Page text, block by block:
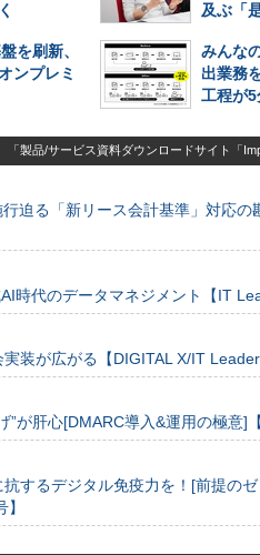
及ぶ「
を刷新、
ンプレミ
みんな
出業務
工程が5
「製品/サービス資料ダウンロードサイト「
迫る「新リース会計基準」対応
時代のデータマネジメント【IT
装が広がる【DIGITAL X/IT
が肝心[DMARC導入&運用の極意]
するデジタル免疫力を！[前提の